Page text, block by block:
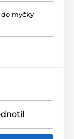
myčky